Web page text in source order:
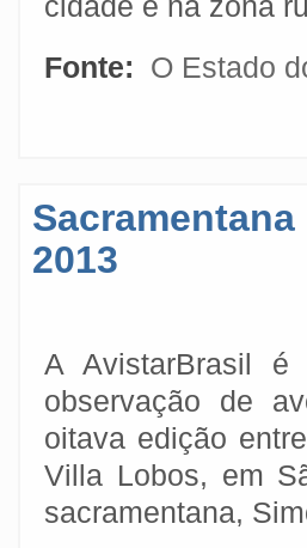
Fonte:
O Estado
2013
A AvistarBrasil
observação de
oitava edição
Villa Lobos, em
sacramentana,